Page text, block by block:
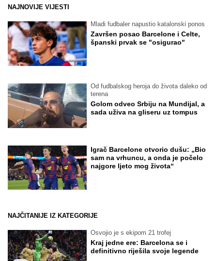
NAJNOVIJE VIJESTI
Mladi fudbaler napustio katalonski ponos
Završen posao Barcelone i Celte,
španski prvak se "osigurao"
Od fudbalskog heroja do života daleko od
terena
Golom odveo Srbiju na Mundijal, a
sada uživa na gliseru uz tompus
Igrač Barcelone otvorio dušu: „Bio
sam na vrhuncu, a onda je počelo
najgore ljeto mog života“
NAJČITANIJE IZ KATEGORIJE
Osvojio je s ekipom 21 trofej
Kraj jedne ere: Barcelona se i
definitivno riješila svoje legende